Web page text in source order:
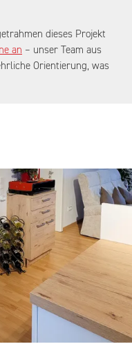
dieses Projekt
an – unser Team aus
Orientierung, was